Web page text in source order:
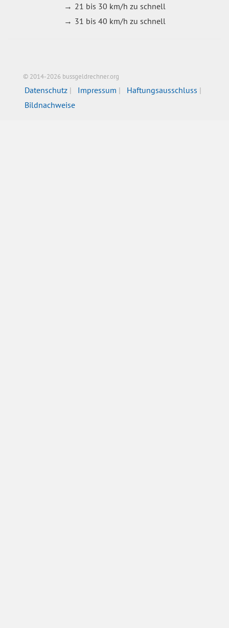
21 bis 30 km/h zu schnell
31 bis 40 km/h zu schnell
© 2014-2026 bussgeldrechner.org
Datenschutz Impressum
Haftungsausschluss
Bildnachweise